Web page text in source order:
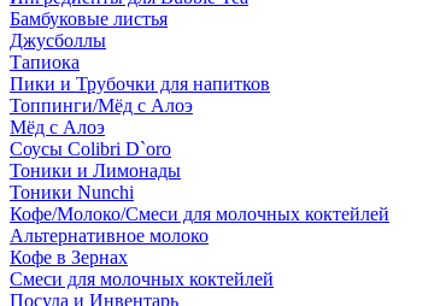
Бамбуковые листья
Джусболлы
Тапиока
Пики и Трубочки для напитков
Топпинги/Мёд с Алоэ
Мёд с Алоэ
Соусы Colibri D`oro
Тоники и Лимонады
Тоники Nunchi
Кофе/Молоко/Смеси для молочных коктейлей
Альтернативное молоко
Кофе в Зернах
Смеси для молочных коктейлей
Посуда и Инвентарь